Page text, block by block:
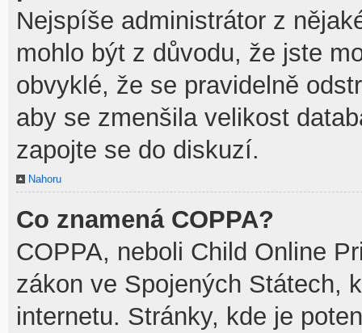
Nejspíše administrátor z
mohlo být z důvodu, že jste
obvyklé, že se pravidelně
aby se zmenšila velikost
zapojte se do diskuzí.
Nahoru
Co znamená COPPA?
COPPA, neboli Child Online
zákon ve Spojených Státech,
internetu. Stránky, kde je